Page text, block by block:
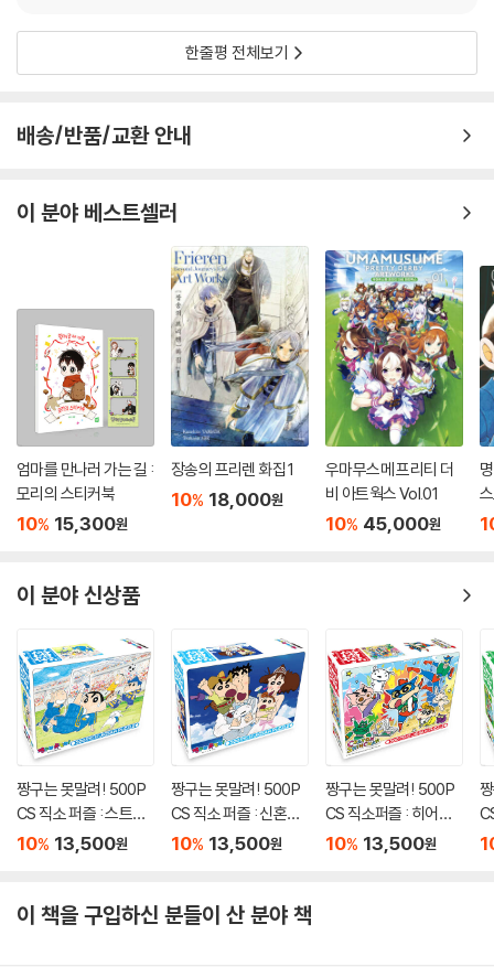
한줄평 전체보기
배송/반품/교환 안내
이 분야 베스트셀러
엄마를 만나러 가는 길 :
모리의 스티커북
10% 15,300원
장송의 프리렌 화집 1
10% 18,000원
우마무스메 프리티 더
비 아트웍스 Vol.01
10% 45,000원
이 분야 신상품
짱구는 못말려! 500P
CS 직소 퍼즐 : 스트라
이커
10% 13,500원
짱구는 못말려! 500P
CS 직소 퍼즐 : 신혼여
행 허리케인
10% 13,500원
짱구는 못말려! 500P
CS 직소퍼즐 : 히어로
탄생
10% 13,500원
이 책을 구입하신 분들이 산 분야 책